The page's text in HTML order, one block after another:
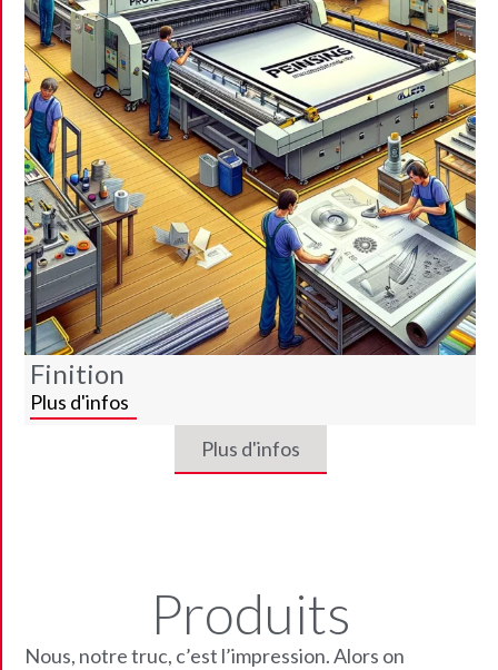
Finition
Plus d'infos
Plus d'infos
Produits
Nous, notre truc, c’est l’impression. Alors on